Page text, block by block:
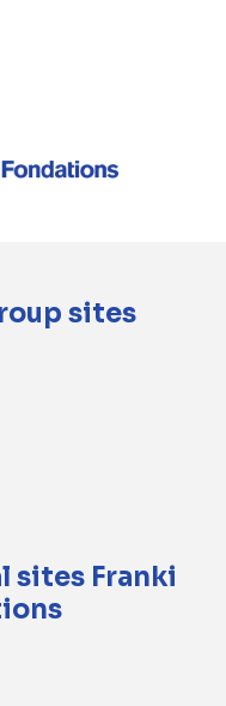
sites
sites Franki